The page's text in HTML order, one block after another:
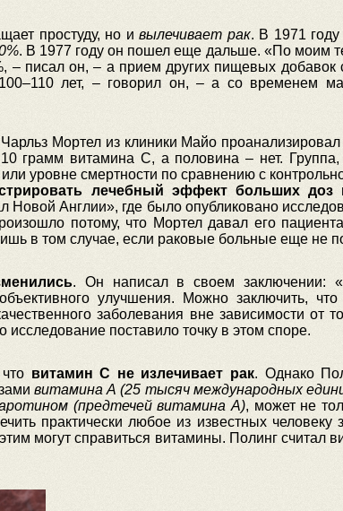
простуду, но и вылечивает рак. В 1971
. В 1977 году он пошел еще дальше. «По моим
писал он, – а прием других пищевых добавок
лет, – говорил он, – а со временем
Мортел из клиники Майо проанализировал
грамм витамина С, а половина – нет.
уровне смертности по сравнению с
лечебный эффект больших доз
Англии», где было опубликовано
потому, что Мортел давал его
в том случае, если раковые больные еще не
. Он написал в своем заключении:
улучшения. Можно заключить,
заболевания вне зависимости от
поставило точку в этом споре.
витамин С не излечивает рак. Однако
витамина А (25 тысяч международных
(предтечей витамина А), может не
практически любое из известных человеку
могут справиться витамины. Полинг считал